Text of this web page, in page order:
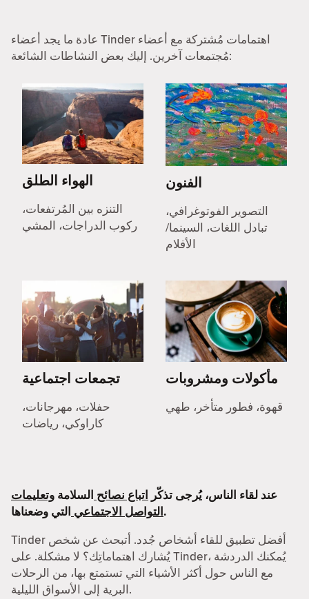
عادة ما يجد أعضاء Tinder اهتمامات مُشتركة مع أعضاء
مُجتمعات آخرين. إليك بعض النشاطات الشائعة:
الهواء الطلق
التنزه بين المُرتفعات،
ركوب الدراجات، المشي
الفنون
التصوير الفوتوغرافي،
تبادل اللغات، السينما/
الأفلام
تجمعات اجتماعية
حفلات، مهرجانات،
كاراوكي، رياضات
مأكولات ومشروبات
قهوة، فطور متأخر، طهي
عند لقاء الناس، يُرجى تذكّر اتباع نصائح السلامة وتعليمات
التواصل الاجتماعيالتي وضعناها.
Tinder أفضل تطبيق للقاء أشخاص جُدد. أتبحث عن شخص
يُشارك اهتماماتِك؟ لا مشكلة. على Tinder، يُمكنك الدردشة
مع الناس حول أكثر الأشياء التي تستمتع بها، من الرحلات
البرية إلى الأسواق الليلية.